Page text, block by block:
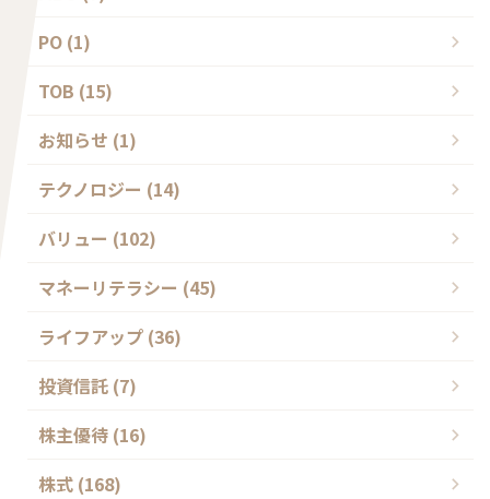
PO (1)
TOB (15)
お知らせ (1)
テクノロジー (14)
バリュー (102)
マネーリテラシー (45)
ライフアップ (36)
投資信託 (7)
株主優待 (16)
株式 (168)